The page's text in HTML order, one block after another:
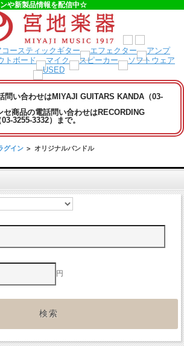
や新製品情報を配信中☆
問い合わせはMIYAJI GUITARS KANDA（03-
セ商品の電話問い合わせはRECORDING
3255-3332）まで。
グイン > オリジナルバンドル
円